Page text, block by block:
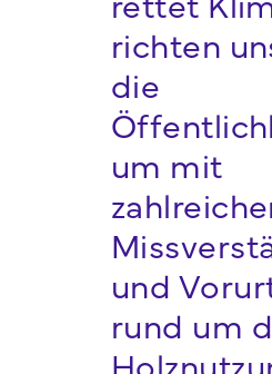
richten
die
um mit
und
rund um